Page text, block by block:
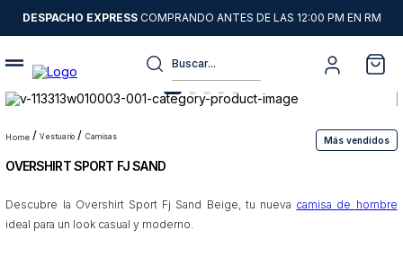
DESPACHO EXPRESSCOMPRANDO ANTES DE LAS 12:00 PM EN RM
Buscar...
vestuario camisas Más vendidos
OVERSHIRT SPORT FJ SAND
Descubre la Overshirt Sport Fj Sand Beige, tu nueva camisa de hombre
ideal para un look casual y moderno.
1.
sweater
2.
camisas
3.
chaquetas